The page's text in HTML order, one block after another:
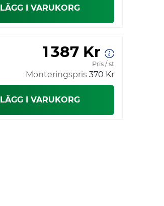
LÄGG I VARUKORG
1 387 Kr
Pris / st
Monteringspris 370 Kr
LÄGG I VARUKORG